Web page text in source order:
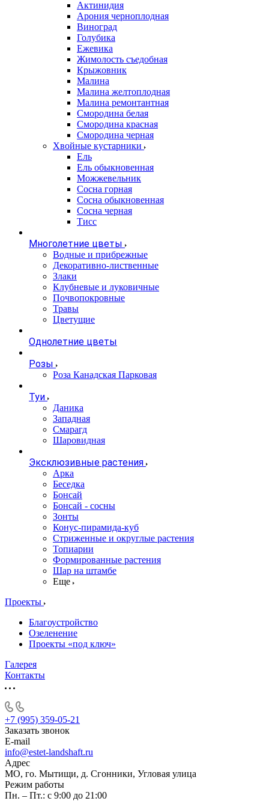
Актинидия
Арония черноплодная
Виноград
Голубика
Ежевика
Жимолость съедобная
Крыжовник
Малина
Малина желтоплодная
Малина ремонтантная
Смородина белая
Смородина красная
Смородина черная
Хвойные кустарники
Ель
Ель обыкновенная
Можжевельник
Сосна горная
Сосна обыкновенная
Сосна черная
Тисс
Многолетние цветы
Водные и прибрежные
Декоративно-лиственные
Злаки
Клубневые и луковичные
Почвопокровные
Травы
Цветущие
Однолетние цветы
Розы
Роза Канадская Парковая
Туи
Даника
Западная
Смарагд
Шаровидная
Эксклюзивные растения
Арка
Беседка
Бонсай
Бонсай - сосны
Зонты
Конус-пирамида-куб
Стриженные и округлые растения
Топиарии
Формированные растения
Шар на штамбе
Еще
Проекты
Благоустройство
Озеленение
Проекты «под ключ»
Галерея
Контакты
+7 (995) 359-05-21
Заказать звонок
E-mail
info@estet-landshaft.ru
Адрес
МО, го. Мытищи, д. Сгонники, Угловая улица
Режим работы
Пн. – Пт.: с 9:00 до 21:00